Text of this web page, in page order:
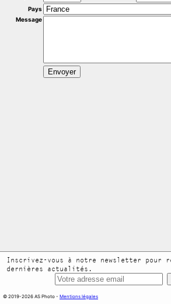
Pays
Message
Envoyer
Inscrivez-vous à notre newsletter pour
dernières actualités.
© 2019-2026 AS Photo - Mentions légales